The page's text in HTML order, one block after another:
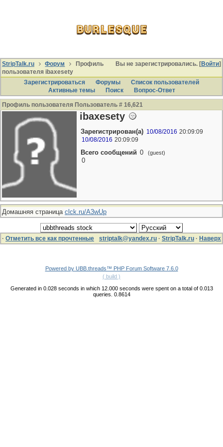
Вы не зарегистрировались. [Войти]
StripTalk.ru Форум
Профиль
пользователя ibaxesety
Зарегистрироваться
Форумы
Список пользователей
Активные темы
Поиcк Вопрос-Ответ
Профиль пользователя Пользователь # 16,621
ibaxesety
Зарегистрирован(а) 10/08/2016 20:09:09
10/08/2016 20:09:09
Всего сообщений 0 (guest)
0
Домашняя страница clck.ru/A3wUp
· Отметить все как прочтенные striptalk@yandex.ru · StripTalk.ru · Наверх
Powered by UBB.threads™ PHP Forum Software 7.6.0
( build )
Generated in 0.028 seconds in which 12.000 seconds were spent on a total of 0.013
queries. 0.8614